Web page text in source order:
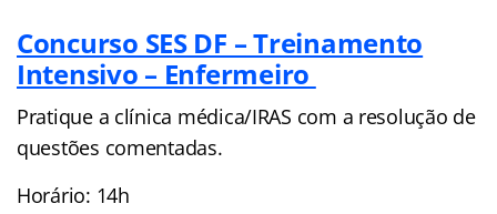
Concurso SES DF – Treinamento
Intensivo – Enfermeiro
Pratique a clínica médica/IRAS com a resolução de
questões comentadas.
Horário: 14h